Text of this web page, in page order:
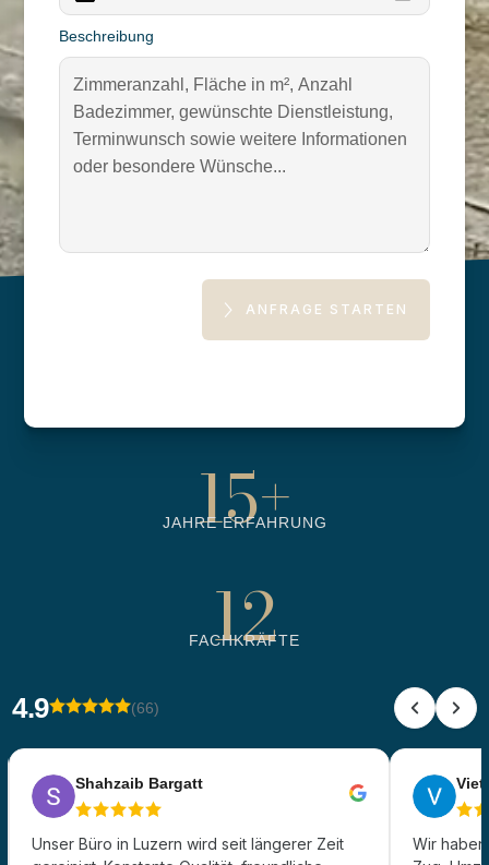
Beschreibung
ANFRAGE STARTEN
15+
JAHRE ERFAHRUNG
12
FACHKRÄFTE
4.9 (66)
Shahzaib Bargatt
Unser Büro in Luzern wird seit längerer Zeit
Viet
Wir